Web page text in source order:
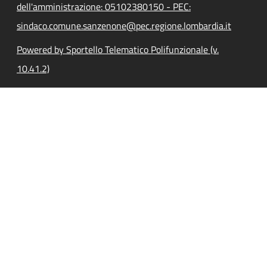
dell'amministrazione: 05102380150 - PEC:
sindaco.comune.sanzenone@pec.regione.lombardia.it
Powered by Sportello Telematico Polifunzionale (v.
10.41.2)